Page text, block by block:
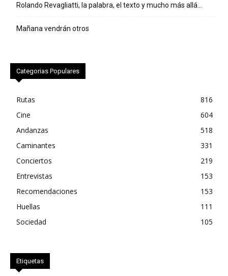
Rolando Revagliatti, la palabra, el texto y mucho más allá…
Mañana vendrán otros
Categorias Populares
Rutas
816
Cine
604
Andanzas
518
Caminantes
331
Conciertos
219
Entrevistas
153
Recomendaciones
153
Huellas
111
Sociedad
105
Etiquetas